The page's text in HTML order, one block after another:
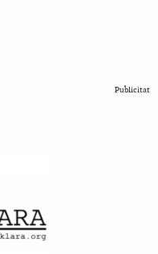
Publicitat